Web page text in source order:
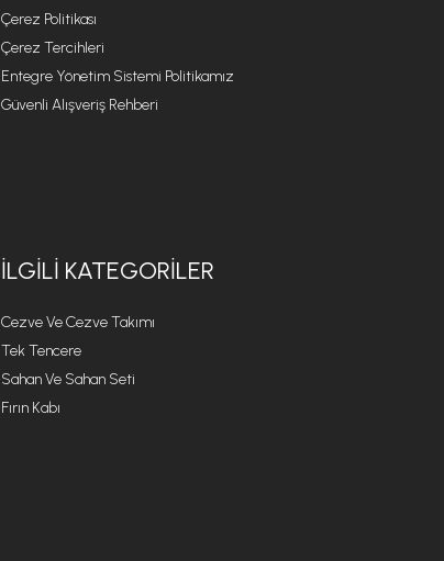
Çerez Politikası
Çerez Tercihleri
Entegre Yönetim Sistemi Politikamız
Güvenli Alışveriş Rehberi
İLGILI KATEGORILER
Cezve Ve Cezve Takımı
Tek Tencere
Sahan Ve Sahan Seti
Fırın Kabı